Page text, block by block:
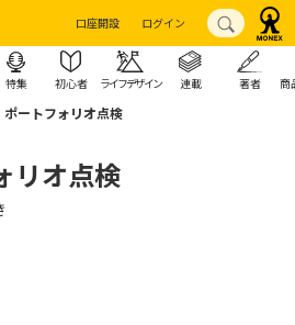
口座開設 ログイン
特集 初心者 ライフデザイン 連載 著者 商
ポートフォリオ点検
リオ点検